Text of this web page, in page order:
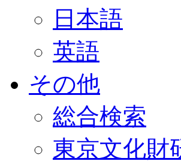
日本語
英語
その他
総合検索
東京文化財